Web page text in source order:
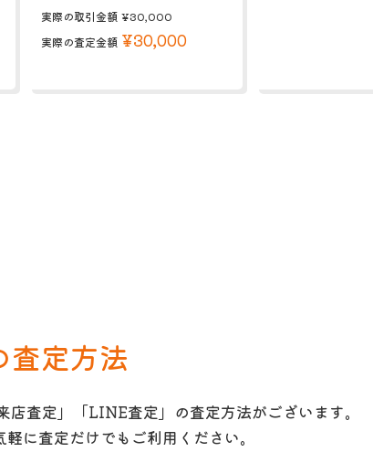
実際の取引金額 ¥30,000
実際の査定金額 ¥30,000
査定方法
店査定」「LINE査定」の査定方法がございます。
に査定だけでもご利用ください。